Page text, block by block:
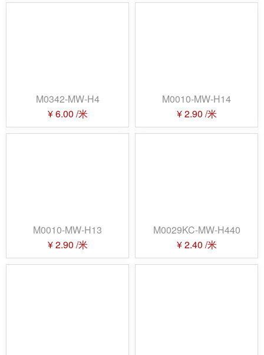
浅木纹
水彩木纹
金色
古铜色
混搭色
石纹
皮纹
7cm<尺寸≤10cm
10cm<尺寸≤12cm 12cm<尺寸
M0342-MW-H4
¥6.00/米
M0010-MW-H14
¥2.90/米
M0010-MW-H13
¥2.90/米
M0029KC-MW-H440
¥2.40/米